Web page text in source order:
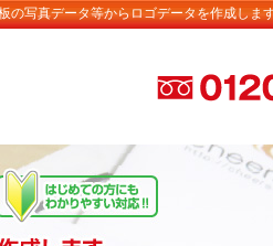
の写真データ等からロゴデータを作成しま